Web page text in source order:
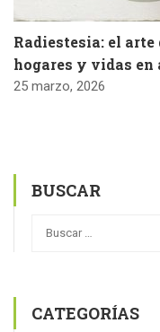
Radiestesia: el
hogares y vidas en
25 marzo, 2026
BUSCAR
CATEGORÍAS